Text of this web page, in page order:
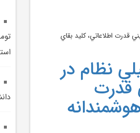
نظام در
قدرت